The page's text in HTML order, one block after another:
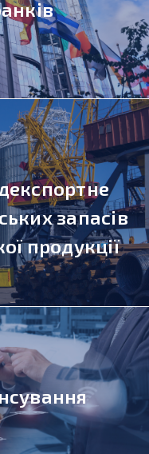
запасів
продукції